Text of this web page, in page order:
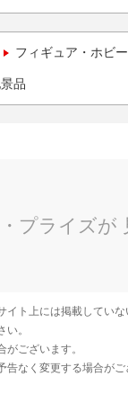
フィギュア・ホビー
品